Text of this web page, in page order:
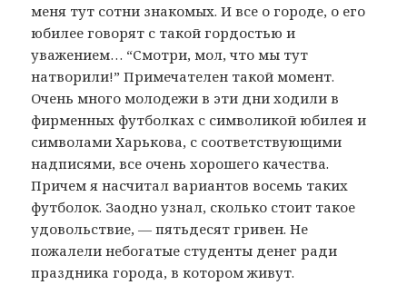
меня тут сотни знакомых. И все о городе, о его
юбилее говорят с такой гордостью и
уважением… “Смотри, мол, что мы тут
натворили!” Примечателен такой момент.
Очень много молодежи в эти дни ходили в
фирменных футболках с символикой юбилея и
символами Харькова, с соответствующими
надписями, все очень хорошего качества.
Причем я насчитал вариантов восемь таких
футболок. Заодно узнал, сколько стоит такое
удовольствие, — пятьдесят гривен. Не
пожалели небогатые студенты денег ради
праздника города, в котором живут.